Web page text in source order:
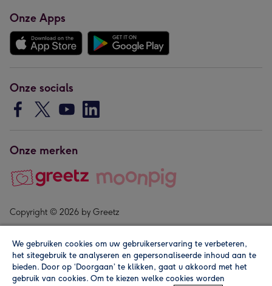
Onze Apps
Onze socials
Onze merken
Copyright © 2026 by Greetz
We gebruiken cookies om uw gebruikerservaring te verbeteren,
het sitegebruik te analyseren en gepersonaliseerde inhoud aan te
bieden. Door op ‘Doorgaan’ te klikken, gaat u akkoord met het
gebruik van cookies. Om te kiezen welke cookies worden